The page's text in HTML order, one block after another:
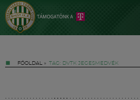
FŐOLDAL » TAG: DVTK JEGESMEDVÉK